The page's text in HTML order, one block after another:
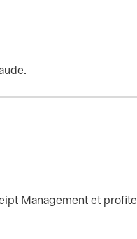
Management et